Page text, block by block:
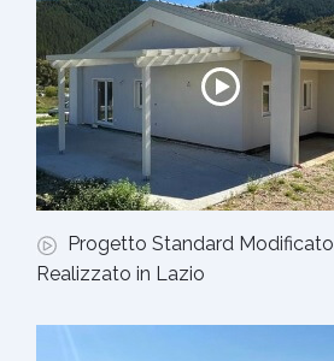
Progetto Standard Modificato
Realizzato in Lazio